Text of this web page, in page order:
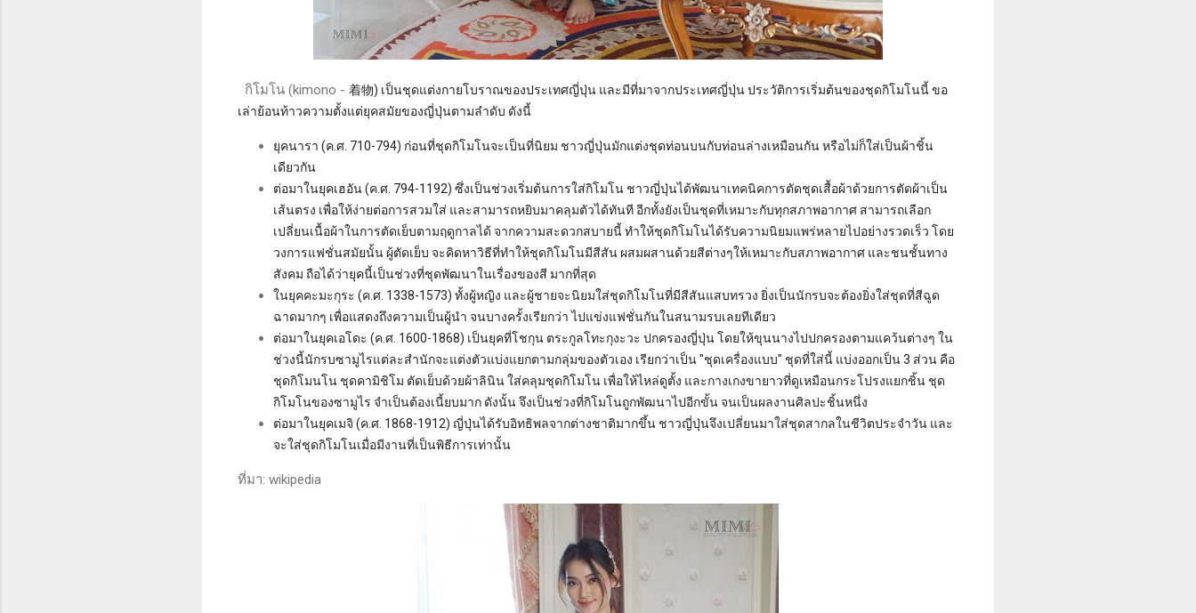
กิโมโน (kimono - 着物) เป็นชุดแต่งกายโบราณของประเทศญี่ปุ่น และมีที่มาจากประเทศญี่ปุ่น ประวัติการเริ่มต้นของชุดกิโมโนนี้ ขอ
เล่าย้อนท้าวความตั้งแต่ยุคสมัยของญี่ปุ่นตามลำดับ ดังนี้
ยุคนารา (ค.ศ. 710-794) ก่อนที่ชุดกิโมโนจะเป็นที่นิยม ชาวญี่ปุ่นมักแต่งชุดท่อนบนกับท่อนล่างเหมือนกัน หรือไม่ก็ใส่เป็นผ้าชิ้น
เดียวกัน
ต่อมาในยุคเฮอัน (ค.ศ. 794-1192) ซึ่งเป็นช่วงเริ่มต้นการใส่กิโมโน ชาวญี่ปุ่นได้พัฒนาเทคนิคการตัดชุดเสื้อผ้าด้วยการตัดผ้าเป็น
เส้นตรง เพื่อให้ง่ายต่อการสวมใส่ และสามารถหยิบมาคลุมตัวได้ทันที อีกทั้งยังเป็นชุดที่เหมาะกับทุกสภาพอากาศ สามารถเลือก
เปลี่ยนเนื้อผ้าในการตัดเย็บตามฤดูกาลได้ จากความสะดวกสบายนี้ ทำให้ชุดกิโมโนได้รับความนิยมแพร่หลายไปอย่างรวดเร็ว โดย
วงการแฟชั่นสมัยนั้น ผู้ตัดเย็บ จะคิดหาวิธีที่ทำให้ชุดกิโมโนมีสีสัน ผสมผสานด้วยสีต่างๆให้เหมาะกับสภาพอากาศ และชนชั้นทาง
สังคม ถือได้ว่ายุคนี้เป็นช่วงที่ชุดพัฒนาในเรื่องของสี มากที่สุด
ในยุคคะมะกุระ (ค.ศ. 1338-1573) ทั้งผู้หญิง และผู้ชายจะนิยมใส่ชุดกิโมโนที่มีสีสันแสบทรวง ยิ่งเป็นนักรบจะต้องยิ่งใส่ชุดที่สีฉูด
ฉาดมากๆ เพื่อแสดงถึงความเป็นผู้นำ จนบางครั้งเรียกว่า ไปแข่งแฟชั่นกันในสนามรบเลยทีเดียว
ต่อมาในยุคเอโดะ (ค.ศ. 1600-1868) เป็นยุคที่โชกุน ตระกูลโทะกุงะวะ ปกครองญี่ปุ่น โดยให้ขุนนางไปปกครองตามแคว้นต่างๆ ใน
ช่วงนี้นักรบซามูไรแต่ละสำนักจะแต่งตัวแบ่งแยกตามกลุ่มของตัวเอง เรียกว่าเป็น "ชุดเครื่องแบบ" ชุดที่ใส่นี้ แบ่งออกเป็น 3 ส่วน คือ
ชุดกิโมนโน ชุดคามิชิโม ตัดเย็บด้วยผ้าลินิน ใส่คลุมชุดกิโมโน เพื่อให้ไหล่ดูตั้ง และกางเกงขายาวที่ดูเหมือนกระโปรงแยกชิ้น ชุด
กิโมโนของซามูไร จำเป็นต้องเนี้ยบมาก ดังนั้น จึงเป็นช่วงที่กิโมโนถูกพัฒนาไปอีกขั้น จนเป็นผลงานศิลปะชิ้นหนึ่ง
ต่อมาในยุคเมจิ (ค.ศ. 1868-1912) ญี่ปุ่นได้รับอิทธิพลจากต่างชาติมากขึ้น ชาวญี่ปุ่นจึงเปลี่ยนมาใส่ชุดสากลในชีวิตประจำวัน และ
จะใส่ชุดกิโมโนเมื่อมีงานที่เป็นพิธีการเท่านั้น
ที่มา: wikipedia